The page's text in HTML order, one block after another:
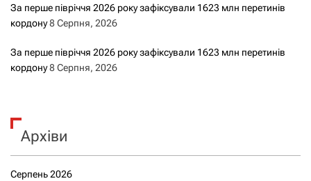
За перше півріччя 2026 року зафіксували 1623 млн перетинів
кордону8 Серпня, 2026
За перше півріччя 2026 року зафіксували 1623 млн перетинів
кордону8 Серпня, 2026
Архіви
Серпень 2026